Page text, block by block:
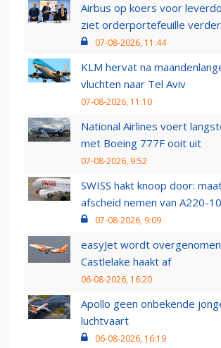
Airbus op koers voor
ziet orderportefeuille
07-08-2026, 11:44
KLM hervat na
vluchten naar Tel Aviv
07-08-2026, 11:10
National Airlines voert
met Boeing 777F ooit uit
07-08-2026, 9:52
SWISS hakt knoop door:
afscheid nemen van A220-
07-08-2026, 9:09
easyJet wordt
Castlelake haakt af
06-08-2026, 16:20
Apollo geen onbekende
luchtvaart
06-08-2026, 16:19